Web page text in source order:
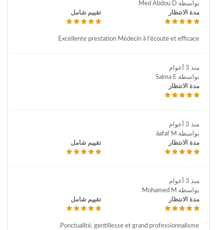
بواسطة Med Abdou D
مدة الانتظار
تقييم شامل
Excellente prestation Médecin à l'écoute et efficace
منذ 3 أعوام
بواسطة Salma E
مدة الانتظار
منذ 3 أعوام
بواسطة àafaf M
مدة الانتظار
تقييم شامل
منذ 3 أعوام
بواسطة Mohamed M
مدة الانتظار
تقييم شامل
Ponctualité, gentillesse et grand professionnalisme.